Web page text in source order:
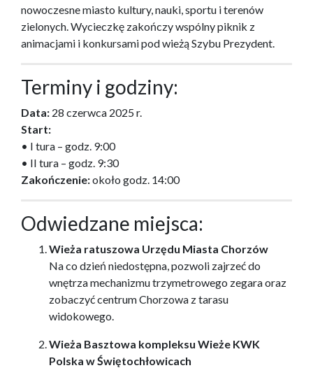
nowoczesne miasto kultury, nauki, sportu i terenów
zielonych. Wycieczkę zakończy wspólny piknik z
animacjami i konkursami pod wieżą Szybu Prezydent.
Terminy i godziny:
Data: 28 czerwca 2025 r.
Start:
• I tura – godz. 9:00
• II tura – godz. 9:30
Zakończenie:około godz. 14:00
Odwiedzane miejsca:
Wieża ratuszowa Urzędu Miasta Chorzów
Na co dzień niedostępna, pozwoli zajrzeć do
wnętrza mechanizmu trzymetrowego zegara oraz
zobaczyć centrum Chorzowa z tarasu
widokowego.
Wieża Basztowa kompleksu Wieże KWK
Polska w Świętochłowicach